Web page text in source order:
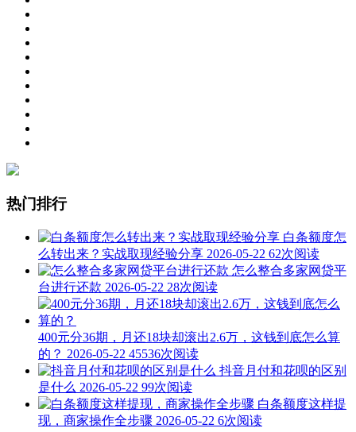
热门排行
白条额度怎
么转出来？实战取现经验分享 2026-05-22 62次阅读
怎么整合多家网贷平
台进行还款 2026-05-22 28次阅读
400元分36期，月还18块却滚出2.6万，这钱到底怎么算
的？ 2026-05-22 45536次阅读
抖音月付和花呗的区别
是什么 2026-05-22 99次阅读
白条额度这样提
现，商家操作全步骤 2026-05-22 6次阅读